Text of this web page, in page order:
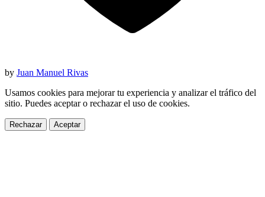
by Juan Manuel Rivas
Usamos cookies para mejorar tu experiencia y analizar el tráfico del
sitio. Puedes aceptar o rechazar el uso de cookies.
Rechazar Aceptar